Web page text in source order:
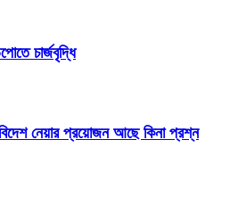
চার্জবৃদ্ধি
বিদেশ নেয়ার প্রয়োজন আছে কিনা প্রশ্ন